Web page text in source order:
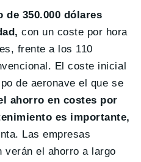
de 350.000 dólares
con un coste por hora
frente a los 110
El coste inicial
de aeronave el que se
ahorro en costes por
es importante,
Las empresas
verán el ahorro a largo